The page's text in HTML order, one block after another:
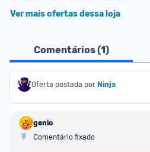
Ver mais ofertas dessa loja
Comentários (1)
Oferta postada por Ninja
genio
Comentário fixado